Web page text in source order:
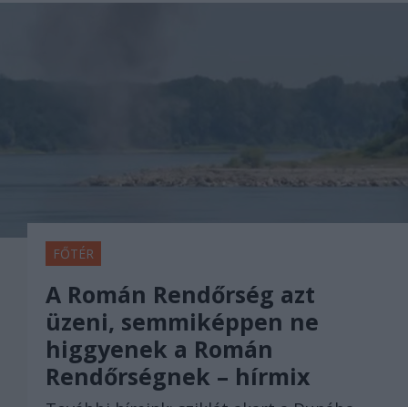
FŐTÉR
A Román Rendőrség azt
üzeni, semmiképpen ne
higgyenek a Román
Rendőrségnek – hírmix